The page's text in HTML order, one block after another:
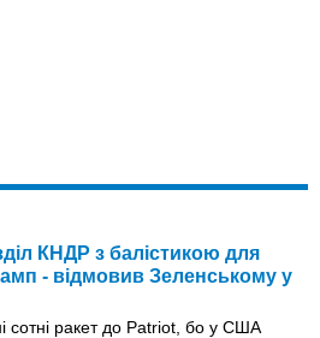
КНДР з балістикою для
- відмовив Зеленському у